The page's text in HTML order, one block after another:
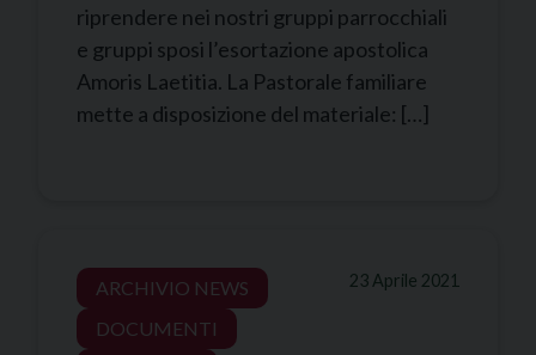
riprendere nei nostri gruppi parrocchiali
e gruppi sposi l’esortazione apostolica
Amoris Laetitia. La Pastorale familiare
mette a disposizione del materiale: […]
23 Aprile 2021
ARCHIVIO NEWS
DOCUMENTI